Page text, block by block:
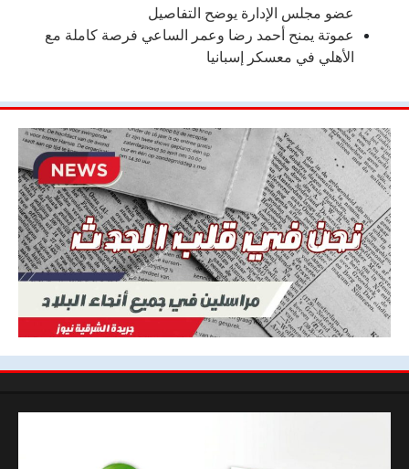
عضو مجلس الإدارة يوضح التفاصيل
عموتة يمنح أحمد رضا وعمر الساعي فرصة كاملة مع
الأهلي في معسكر إسبانيا